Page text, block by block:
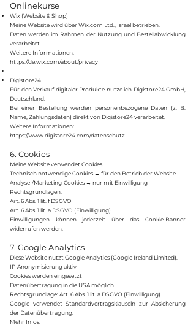
Onlinekurse
Wix (Website & Shop)
Meine Website wird über Wix.com Ltd., Israel betrieben.
Daten werden im Rahmen der Nutzung und Bestellabwicklung
verarbeitet.
Weitere Informationen:
https://de.wix.com/about/privacy⁠
Digistore24
Für den Verkauf digitaler Produkte nutze ich Digistore24 GmbH,
Deutschland.
Bei einer Bestellung werden personenbezogene Daten (z. B.
Name, Zahlungsdaten) direkt von Digistore24 verarbeitet.
Weitere Informationen:
https://www.digistore24.com/datenschutz⁠
6. Cookies
Meine Website verwendet Cookies.
Technisch notwendige Cookies → für den Betrieb der Website
Analyse-/Marketing-Cookies → nur mit Einwilligung
Rechtsgrundlagen:
Art. 6 Abs. 1 lit. f DSGVO
Art. 6 Abs. 1 lit. a DSGVO (Einwilligung)
Einwilligungen können jederzeit über das Cookie-Banner
widerrufen werden.
7. Google Analytics
Diese Website nutzt Google Analytics (Google Ireland Limited).
IP-Anonymisierung aktiv
Cookies werden eingesetzt
Datenübertragung in die USA möglich
Rechtsgrundlage: Art. 6 Abs. 1 lit. a DSGVO (Einwilligung)
Google verwendet Standardvertragsklauseln zur Absicherung
der Datenübertragung.
Mehr Infos: